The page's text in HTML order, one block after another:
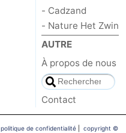
- Cadzand
- Nature Het Zwin
AUTRE
À propos de nous
Contact
politique de confidentialité| copyright ©